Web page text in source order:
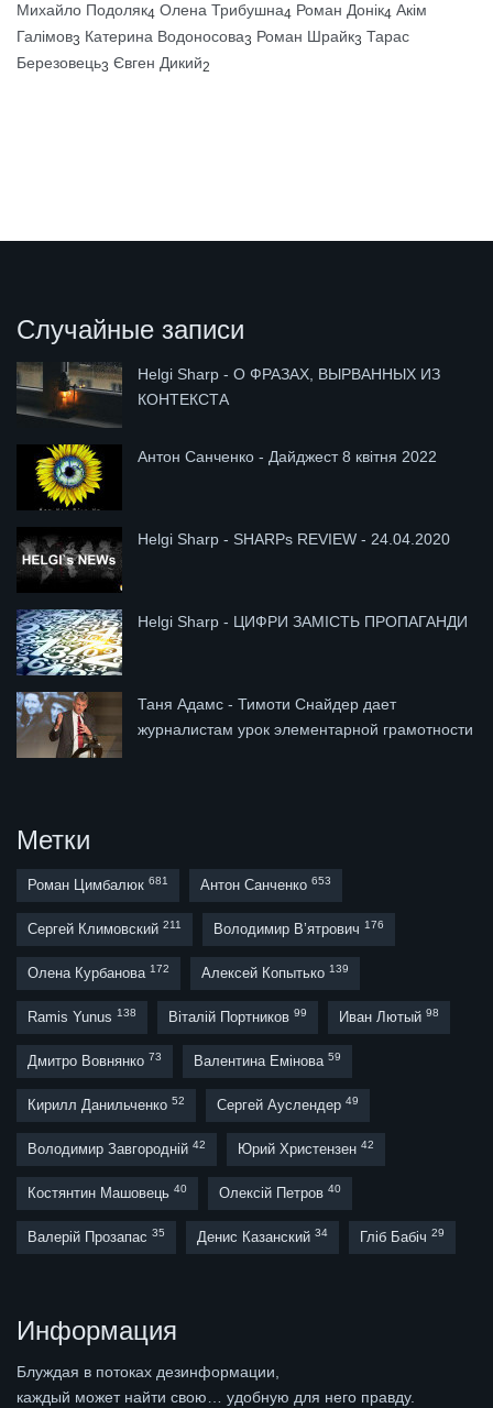
Михайло Подоляк4 Олена Трибушна4 Роман Донік4 Акім
Галімов3 Катерина Водоносова3 Роман Шрайк3 Тарас
Березовець3 Євген Дикий2
Случайные записи
Helgi Sharp - О ФРАЗАХ, ВЫРВАННЫХ ИЗ
КОНТЕКСТА
Антон Санченко - Дайджест 8 квітня 2022
Helgi Sharp - SHARPs REVIEW - 24.04.2020
Helgi Sharp - ЦИФРИ ЗАМІСТЬ ПРОПАГАНДИ
Таня Адамс - Тимоти Снайдер дает
журналистам урок элементарной грамотности
Метки
Роман Цимбалюк 681 Антон Санченко 653
Сергей Климовский 211 Володимир В’ятрович 176
Олена Курбанова 172 Алексей Копытько 139
Ramis Yunus 138 Віталій Портников 99 Иван Лютый 98
Дмитро Вовнянко 73 Валентина Емінова 59
Кирилл Данильченко 52 Сергей Ауслендер 49
Володимир Завгородній 42 Юрий Христензен 42
Костянтин Машовець 40 Олексій Петров 40
Валерій Прозапас 35 Денис Казанский 34 Гліб Бабіч 29
Информация
Блуждая в потоках дезинформации,
каждый может найти свою… удобную для него правду.